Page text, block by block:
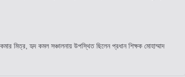
মিত্র, হৃদ কমল সঞ্চালনায় উপস্থিত ছিলেন প্রধান শিক্ষক মোহাম্মাদ